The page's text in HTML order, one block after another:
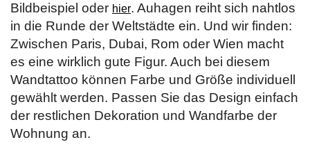
Bildbeispiel oder hier. Auhagen reiht sich nahtlos
in die Runde der Weltstädte ein. Und wir finden:
Zwischen Paris, Dubai, Rom oder Wien macht
es eine wirklich gute Figur. Auch bei diesem
Wandtattoo können Farbe und Größe individuell
gewählt werden. Passen Sie das Design einfach
der restlichen Dekoration und Wandfarbe der
Wohnung an.